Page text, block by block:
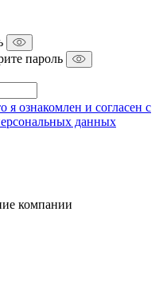
пароль
ознакомлен и согласен с
данных
компании